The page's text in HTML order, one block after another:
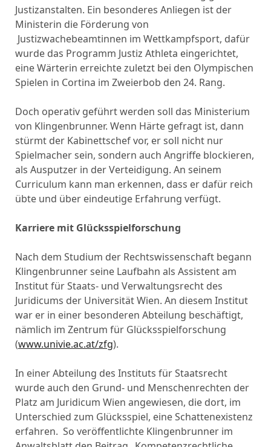
Justizanstalten. Ein besonderes Anliegen ist der
Ministerin die Förderung von
Justizwachebeamtinnen im Wettkampfsport, dafür
wurde das Programm Justiz Athleta eingerichtet,
eine Wärterin erreichte zuletzt bei den Olympischen
Spielen in Cortina im Zweierbob den 24. Rang.
Doch operativ geführt werden soll das Ministerium
von Klingenbrunner. Wenn Härte gefragt ist, dann
stürmt der Kabinettschef vor, er soll nicht nur
Spielmacher sein, sondern auch Angriffe blockieren,
als Ausputzer in der Verteidigung. An seinem
Curriculum kann man erkennen, dass er dafür reich
übte und über eindeutige Erfahrung verfügt.
Karriere mit Glücksspielforschung
Nach dem Studium der Rechtswissenschaft begann
Klingenbrunner seine Laufbahn als Assistent am
Institut für Staats- und Verwaltungsrecht des
Juridicums der Universität Wien. An diesem Institut
war er in einer besonderen Abteilung beschäftigt,
nämlich im Zentrum für Glücksspielforschung
(www.univie.ac.at/zfg).
In einer Abteilung des Instituts für Staatsrecht
wurde auch den Grund- und Menschenrechten der
Platz am Juridicum Wien angewiesen, die dort, im
Unterschied zum Glücksspiel, eine Schattenexistenz
erfahren. So veröffentlichte Klingenbrunner im